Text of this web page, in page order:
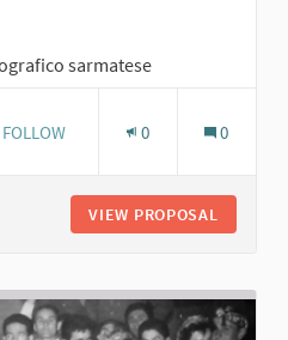
sarmatese
4 FOLLOWERS
FOLLOW 0 0
VIEW PROPOSAL